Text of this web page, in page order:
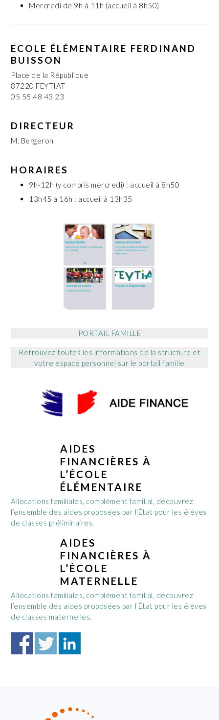
Mercredi de 9h à 11h (accueil à 8h50)
ECOLE ÉLÉMENTAIRE FERDINAND
BUISSON
Place de la République
87220 FEYTIAT
05 55 48 43 23
DIRECTEUR
M. Bergeron
HORAIRES
9h-12h (y compris mercredi) : accueil à 8h50
13h45 à 16h : accueil à 13h35
PORTAIL FAMILLE
Retrouvez toutes les informations de la structure et
votre espace personnel sur le portail famille
AIDES
FINANCIÈRES À
L’ÉCOLE
ÉLÉMENTAIRE
Allocations familiales, complément familial, découvrez
l’ensemble des aides proposées par l’État pour les élèves
de classes préliminaires.
AIDES
FINANCIÈRES À
L’ÉCOLE
MATERNELLE
Allocations familiales, complément familial, découvrez
l’ensemble des aides proposées par l’État pour les élèves
de classes maternelles.